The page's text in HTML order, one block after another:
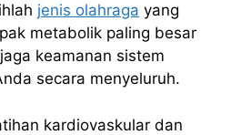
jenis olahraga yang
metabolik paling besar
keamanan sistem
secara menyeluruh.
kardiovaskular dan